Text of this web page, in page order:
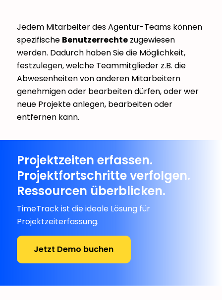
Jedem Mitarbeiter des Agentur-Teams können
spezifische Benutzerrechtezugewiesen
werden. Dadurch haben Sie die Möglichkeit,
festzulegen, welche Teammitglieder z.B. die
Abwesenheiten von anderen Mitarbeitern
genehmigen oder bearbeiten dürfen, oder wer
neue Projekte anlegen, bearbeiten oder
entfernen kann.
Projektzeiten erfassen.
Projektfortschritte verfolgen.
Ressourcen überblicken.
TimeTrack ist die ideale Lösung für
Projektzeiterfassung.
Jetzt Demo buchen